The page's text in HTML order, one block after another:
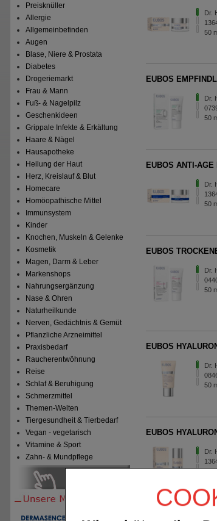
Preisknüller
Allergie
Allgemeinbefinden
Augen
Blase, Niere & Prostata
Diabetes
Drogeriemarkt
Frau & Mann
Fuß- & Nagelpilz
Geschenkideen
Grippale Infekte & Erkältung
Haare & Nägel
Hausapotheke
Heilung der Haut
Herz, Kreislauf & Blut
Homecare
Homöopathische Mittel
Immunsystem
Kinder
Knochen, Muskeln & Gelenke
Kosmetik
Magen, Darm & Leber
Markenshops
Nahrungsergänzung
Nase & Ohren
Naturheilkunde
Nerven, Gedächtnis & Gemüt
Pflanzliche Arzneimittel
Praxisbedarf
Raucherentwöhnung
Reise
Schlaf & Beruhigung
Schmerzmittel
Themen-Welten
Tiergesundheit & Tierbedarf
Vegan - vegetarisch
Vitamine & Sport
Zahn- & Mundpflege
Dr.
50
EUBOS
Dr.
50
EUBOS ANTI-
Dr.
50
EUBOS
Dr.
50
EUBOS
Dr.
50
EUBOS
Dr.
50
EUBOS